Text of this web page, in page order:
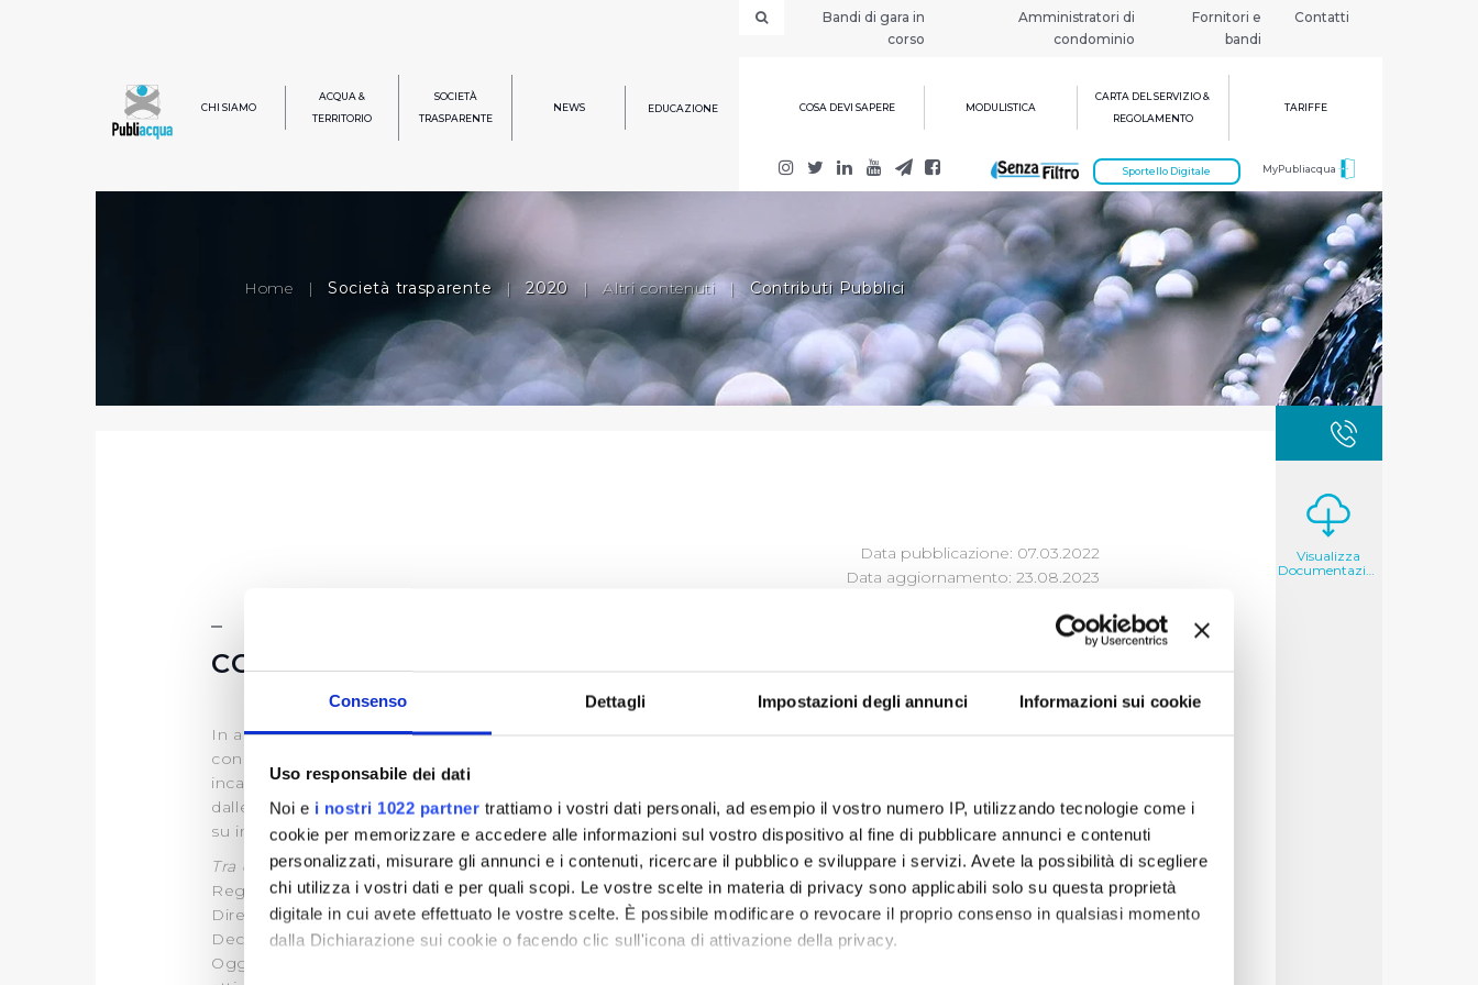
Consenso Dettagli Impostazioni degli annunci Informazioni sui cookie
Uso responsabile dei dati
Noi e i nostri 1022 partner trattiamo i vostri dati personali, ad esempio il vostro numero IP, utilizzando tecnologie come i
cookie per memorizzare e accedere alle informazioni sul vostro dispositivo al fine di pubblicare annunci e contenuti
personalizzati, misurare gli annunci e i contenuti, ricercare il pubblico e sviluppare i servizi. Avete la possibilità di scegliere
chi utilizza i vostri dati e per quali scopi. Le vostre scelte in materia di privacy sono applicabili solo su questa proprietà
digitale in cui avete effettuato le vostre scelte. È possibile modificare o revocare il proprio consenso in qualsiasi momento
dalla Dichiarazione sui cookie o facendo clic sull'icona di attivazione della privacy.
Bandi di gara in
corso
Amministratori di
condominio
Fornitori e
bandi
Contatti
CHI SIAMO
ACQUA &
TERRITORIO
SOCIETÀ
TRASPARENTE
NEWS EDUCAZIONE COSA DEVI SAPERE MODULISTICA
CARTA DEL SERVIZIO &
REGOLAMENTO
TARIFFE
MyPubliacqua
Sportello Digitale
Home | Società trasparente | 2020 | Altri contenuti | Contributi Pubblici
Data pubblicazione: 07.03.2022
Data aggiornamento: 23.08.2023
CONTRIBUTI PUBBLICI
In applicazione dell’articolo 1, comma 125 e ss, della Legge 124/2017 (Legge annuale per il mercato e la
concorrenza), che ha introdotto obblighi di trasparenza per le imprese che ricevono sovvenzioni, contributi,
incarichi retribuiti e comunque vantaggi economici di qualunque genere di importo superiore a 10.000 euro
dalle pubbliche amministrazioni e Società dalle stesse controllate e partecipate, si riportano allegati i contributi
su investimenti Deliberati dalle Autorità eroganti.
Tra questi:
Regione Toscana
Direzione Ambiente ed Energia
Decreto Dirigenziale n.20288 del 6/12/2018: Estremi atto di assegnazione
Oggetto dell'atto: Impegno Publiacqua - Invaso di Bilancino
Visualizza
Documentazione